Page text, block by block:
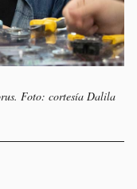
Foto: cortesía Dalila